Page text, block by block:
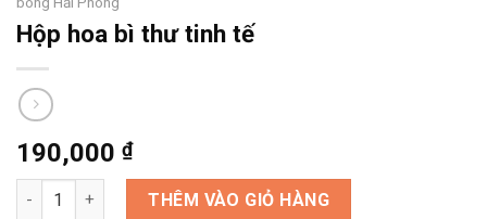
Hộp hoa bì thư tinh tế
190,000 ₫
Hộp hoa bì thư tinh tế số lượngTHÊM VÀO GIỎ HÀNG